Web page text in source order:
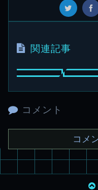
関連記事
コメント
コメ